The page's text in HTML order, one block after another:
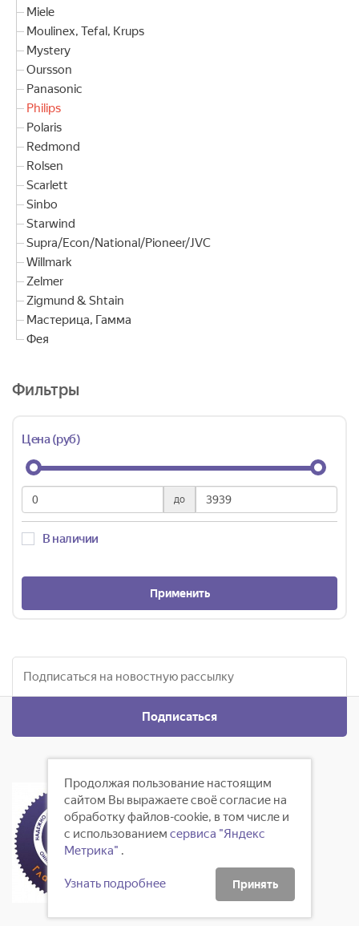
Miele
Moulinex, Tefal, Krups
Mystery
Oursson
Panasonic
Philips
Polaris
Redmond
Rolsen
Scarlett
Sinbo
Starwind
Supra/Econ/National/Pioneer/JVC
Willmark
Zelmer
Zigmund & Shtain
Мастерица, Гамма
Фея
Фильтры
Цена (руб)
до
В наличии
Применить
Подписаться
Продолжая пользование настоящим
сайтом Вы выражаете своё согласие на
обработку файлов-cookie, в том числе и
с использованием сервиса "Яндекс
Метрика" .
Узнать подробнее Принять